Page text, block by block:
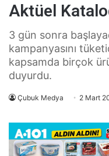
Aktüel
3 gün sonra
kampanyasını
kapsamda birçok
duyurdu.
Çubuk Medya 2 Mart